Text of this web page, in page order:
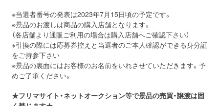
※当選者番号の発表は2023年7月15日頃の予定です。
※景品のお渡しは商品の購入店舗となります。
（各店舗より通販ご利用の場合は購入店舗へご確認下さい）
※引換の際には応募券控えと当選者のご本人確認ができる身分証
をご持参下さい
※景品の裏面にはお客様のお名前をいれさせていただきます。予
めご了承ください。
★フリマサイト・ネットオークション等で景品の売買・譲渡は固